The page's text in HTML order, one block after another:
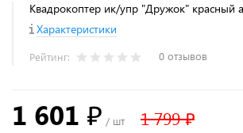
Квадрокоптер ик/упр "Дружок" красный
Характеристики
Рейтинг: 0 отзывов
1 601 ₽ / шт 1 799 ₽